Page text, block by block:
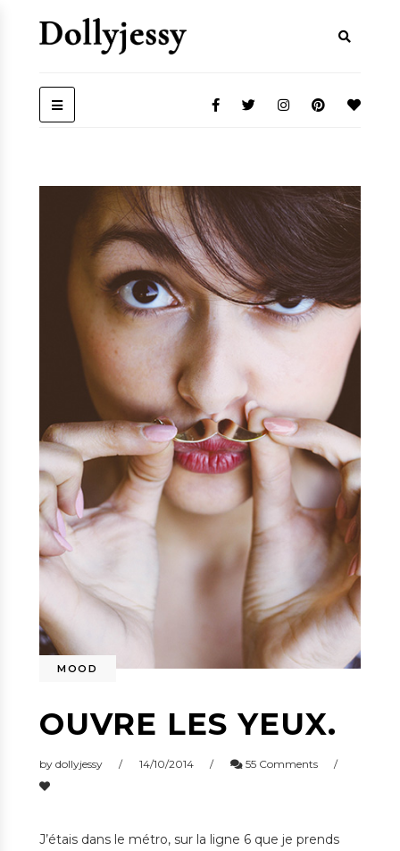
MOOD
OUVRE LES YEUX.
by dollyjessy 14/10/2014 55 Comments
J’étais dans le métro, sur la ligne 6 que je prends